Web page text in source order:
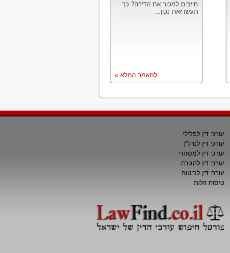
חייבים למכור את הדירה? כך
תעשו זאת נכון...
למאמר המלא »
עורכי דין לפלילי
עורכי דין לנדל"ן
עורכי דין למסחרי
עורכי דין להגירה
עורכי דין לביטוח
טיסות זולות